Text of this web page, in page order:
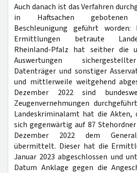
Auch danach ist das Verfahren
in Haftsachen gebotenen
Beschleunigung geführt
Ermittlungen betraute
Rheinland-Pfalz hat seither die
Auswertungen
Datenträger und sonstiger
und mittlerweile weitgehend
Dezember 2022 sind
Zeugenvernehmungen
Landeskriminalamt hat die Akten,
sich gegenwärtig auf 87
Dezember 2022 dem
übermittelt. Dieser hat die
Januar 2023 abgeschlossen und
Datum Anklage gegen die